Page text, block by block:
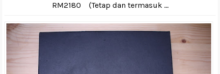
RM2180 (Tetap dan termasuk ...